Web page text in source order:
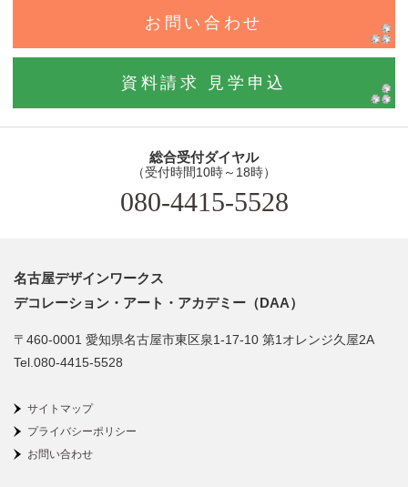
お問い合わせ
資料請求 見学申込
総合受付ダイヤル
（受付時間10時～18時）
080-4415-5528
名古屋デザインワークス
デコレーション・アート・アカデミー（DAA）
〒460-0001 愛知県名古屋市東区泉1-17-10 第1オレンジ久屋2A
Tel.080-4415-5528
サイトマップ
プライバシーポリシー
お問い合わせ